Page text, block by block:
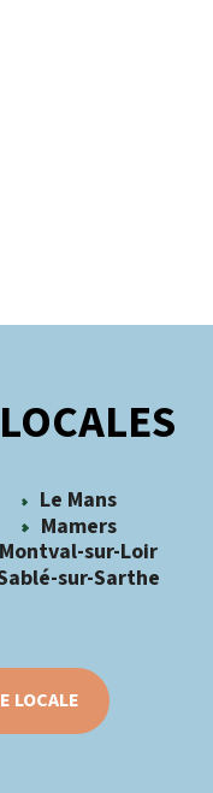
Le Mans
Mamers
Montval-sur-Loir
sur-Sarthe
LOCALE